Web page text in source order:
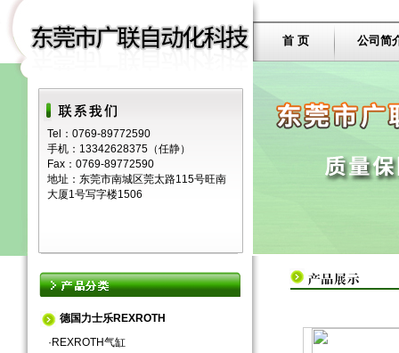
Tel：0769-89772590
手机：13342628375（任静）
Fax：0769-89772590
地址：东莞市南城区莞太路115号旺南
大厦1号写字楼1506
首 页 公司简
德国力士乐REXROTH
· REXROTH气缸